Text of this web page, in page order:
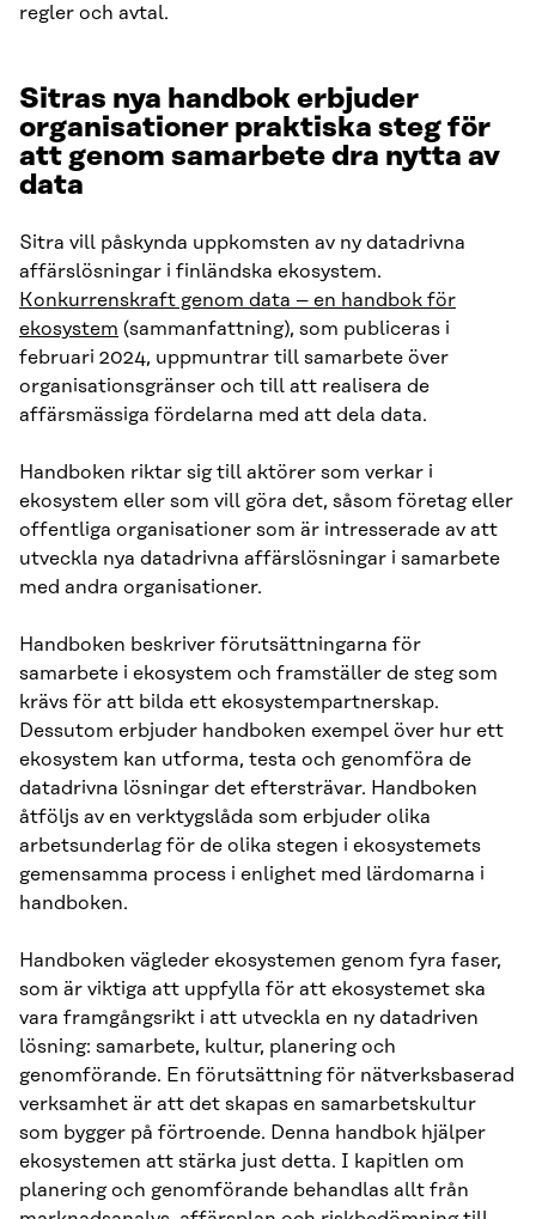
regler och avtal.
Sitras nya handbok erbjuder
organisationer praktiska steg för
att genom samarbete dra nytta av
data
Sitra vill påskynda uppkomsten av ny datadrivna
affärslösningar i finländska ekosystem.
Konkurrenskraft genom data – en handbok för
ekosystem (sammanfattning), som publiceras i
februari 2024, uppmuntrar till samarbete över
organisationsgränser och till att realisera de
affärsmässiga fördelarna med att dela data.
Handboken riktar sig till aktörer som verkar i
ekosystem eller som vill göra det, såsom företag eller
offentliga organisationer som är intresserade av att
utveckla nya datadrivna affärslösningar i samarbete
med andra organisationer.
Handboken beskriver förutsättningarna för
samarbete i ekosystem och framställer de steg som
krävs för att bilda ett ekosystempartnerskap.
Dessutom erbjuder handboken exempel över hur ett
ekosystem kan utforma, testa och genomföra de
datadrivna lösningar det eftersträvar. Handboken
åtföljs av en verktygslåda som erbjuder olika
arbetsunderlag för de olika stegen i ekosystemets
gemensamma process i enlighet med lärdomarna i
handboken.
Handboken vägleder ekosystemen genom fyra faser,
som är viktiga att uppfylla för att ekosystemet ska
vara framgångsrikt i att utveckla en ny datadriven
lösning: samarbete, kultur, planering och
genomförande. En förutsättning för nätverksbaserad
verksamhet är att det skapas en samarbetskultur
som bygger på förtroende. Denna handbok hjälper
ekosystemen att stärka just detta. I kapitlen om
planering och genomförande behandlas allt från